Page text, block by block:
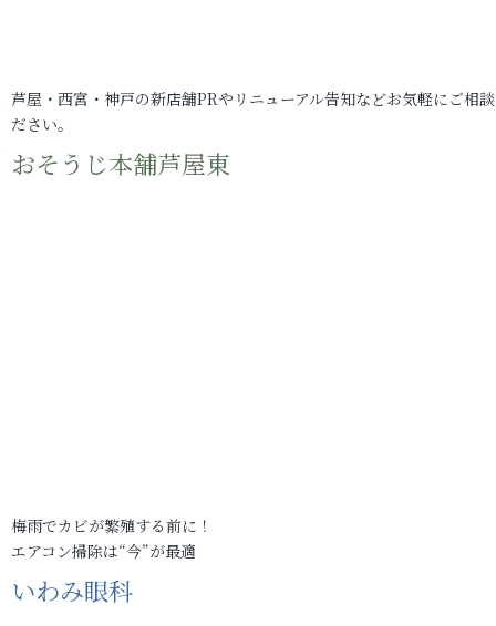
芦屋・西宮・神戸の新店舗PRやリニューアル告知などお気軽にご相
ださい。
おそうじ本舗芦屋東
梅雨でカビが繁殖する前に！
エアコン掃除は“今”が最適
いわみ眼科